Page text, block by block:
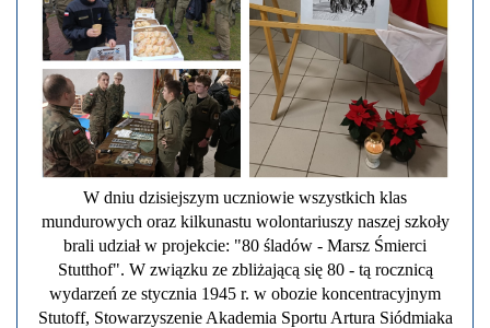
W dniu dzisiejszym uczniowie wszystkich klas
mundurowych oraz kilkunastu wolontariuszy naszej szkoły
brali udział w projekcie: "80 śladów - Marsz Śmierci
Stutthof". W związku ze zbliżającą się 80 - tą rocznicą
wydarzeń ze stycznia 1945 r. w obozie koncentracyjnym
Stutoff, Stowarzyszenie Akademia Sportu Artura Siódmiaka